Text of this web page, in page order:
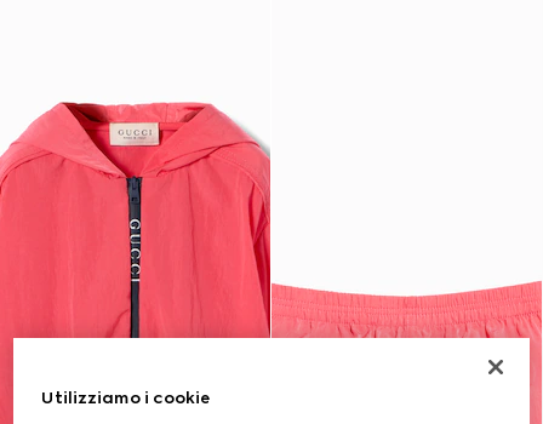
Utilizziamo i cookie